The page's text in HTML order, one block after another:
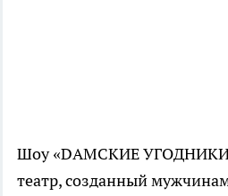
Шоу «DАМСКИЕ
театр, созданный